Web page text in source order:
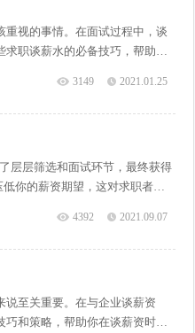
视的事情。在面试过程中，谈
职谈薪水的必备技巧，帮助求
期
3149 2021.01.25
层层筛选和面试环节，最终获得
你的薪资期望，这对求职者来
4392 2021.09.07
说至关重要。在与企业谈薪资
和策略，帮助你在谈薪资时不